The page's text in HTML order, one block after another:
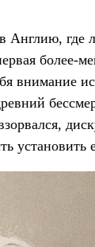
Англию, где
более-
внимание
установить